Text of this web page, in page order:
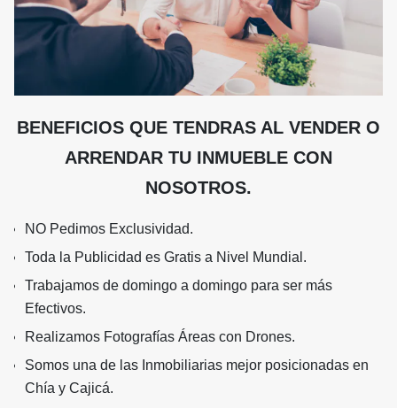
BENEFICIOS QUE TENDRAS AL VENDER O
ARRENDAR TU INMUEBLE CON
NOSOTROS.
NO Pedimos Exclusividad.
Toda la Publicidad es Gratis a Nivel Mundial.
Trabajamos de domingo a domingo para ser más
Efectivos.
Realizamos Fotografías Áreas con Drones.
Somos una de las Inmobiliarias mejor posicionadas en
Chía y Cajicá.